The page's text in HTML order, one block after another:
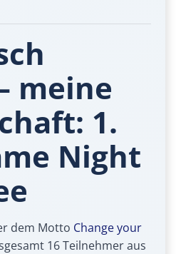
meine
1.
Night
dem Motto Change your
16 Teilnehmer aus